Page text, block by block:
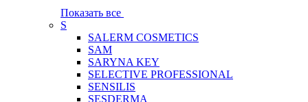
Показать все
S
SALERM COSMETICS
SAM
SARYNA KEY
SELECTIVE PROFESSIONAL
SENSILIS
SESDERMA